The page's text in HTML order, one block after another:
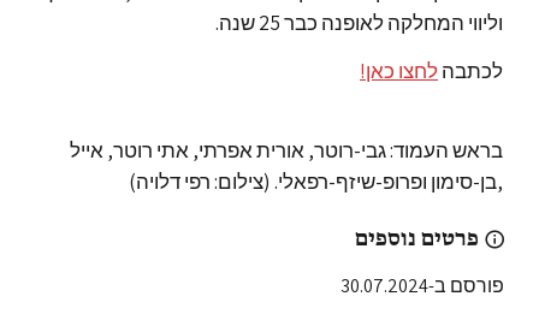
וליווי המחלקה לאופנה כבר 25 שנה.
לכתבהלחצו כאן!
בראש העמוד: גבי-רוטר, אורית אפרתי, אתי רוטר, אייל
,בן-סימון ופרופ-שיזף-רפאלי. (צילום: רפי דלויה)
פרטים נוספים
פורסם ב-30.07.2024